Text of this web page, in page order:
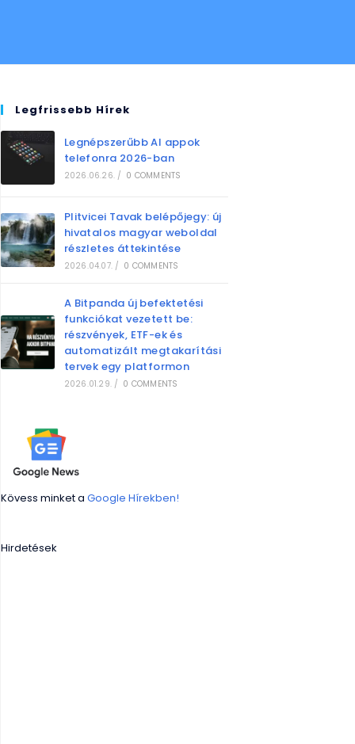
Legfrissebb Hírek
Legnépszerűbb AI appok
telefonra 2026-ban
2026.06.26. / 0 COMMENTS
Plitvicei Tavak belépőjegy: új
hivatalos magyar weboldal
részletes áttekintése
2026.04.07. / 0 COMMENTS
A Bitpanda új befektetési
funkciókat vezetett be:
részvények, ETF-ek és
automatizált megtakarítási
tervek egy platformon
2026.01.29. / 0 COMMENTS
Kövess minket aGoogle Hírekben!
Hirdetések